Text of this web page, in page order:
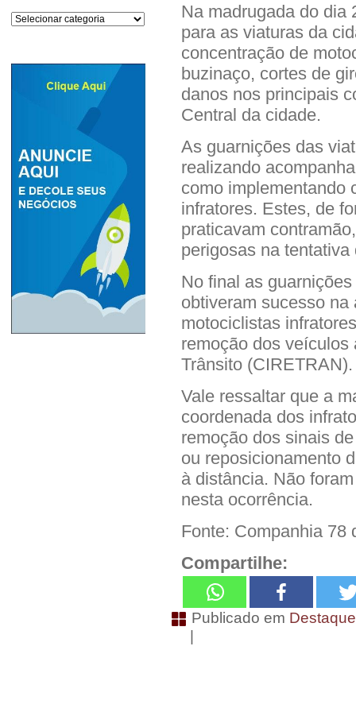
Categorias
Na madrugada do dia
para as viaturas da
concentração de
buzinaço, cortes de
danos nos principais
Central da cidade.
As guarnições das
realizando
como implementando
infratores. Estes, de
praticavam
perigosas na
No final as
obtiveram sucesso
motociclistas
remoção dos
Trânsito (CIRETRAN).
Vale ressaltar que a
coordenada dos
remoção dos sinais
ou reposicionamento
à distância. Não
nesta ocorrência.
Fonte: Companhia 78
Compartilhe:
Publicado em
|